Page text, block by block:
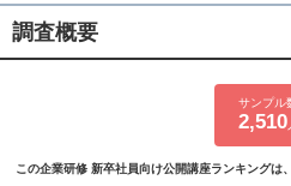
調査概要
サンプル
2,510
この企業研修 新卒社員向け公開講座ランキングは